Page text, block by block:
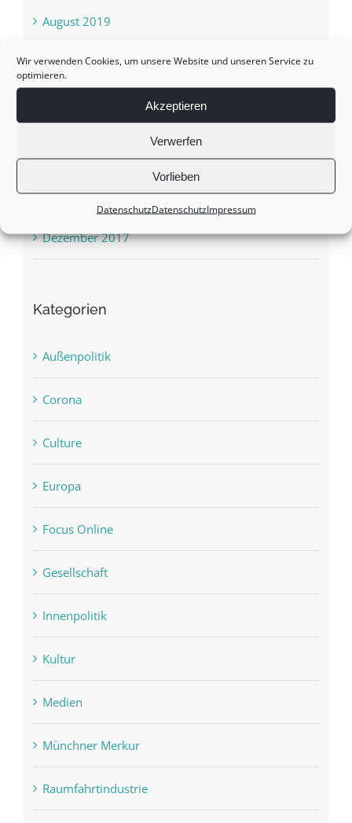
Wir verwenden Cookies, um unsere Website und unseren Service zu
optimieren.
Akzeptieren
Verwerfen
Vorlieben
DatenschutzDatenschutzImpressum
August 2019
Juni 2019
Januar 2019
Dezember 2017
Kategorien
Außenpolitik
Corona
Culture
Europa
Focus Online
Gesellschaft
Innenpolitik
Kultur
Medien
Münchner Merkur
Raumfahrtindustrie